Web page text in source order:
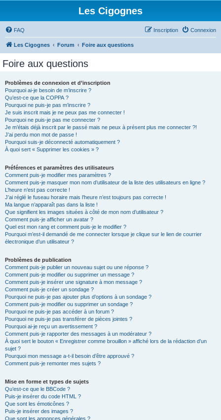
Les Cigognes
FAQ Connexion
Inscription
Les Cigognes Forum Foire aux questions
Foire aux questions
Problèmes de connexion et d’inscription
Pourquoi ai-je besoin de m’inscrire ?
Qu’est-ce que la COPPA ?
Pourquoi ne puis-je pas m’inscrire ?
Je suis inscrit mais je ne peux pas me connecter !
Pourquoi ne puis-je pas me connecter ?
Je m’étais déjà inscrit par le passé mais ne peux à présent plus me connecter ?!
J’ai perdu mon mot de passe !
Pourquoi suis-je déconnecté automatiquement ?
À quoi sert « Supprimer les cookies » ?
Préférences et paramètres des utilisateurs
Comment puis-je modifier mes paramètres ?
Comment puis-je masquer mon nom d’utilisateur de la liste des utilisateurs en ligne ?
L’heure n’est pas correcte !
J’ai réglé le fuseau horaire mais l’heure n’est toujours pas correcte !
Ma langue n’apparaît pas dans la liste !
Que signifient les images situées à côté de mon nom d’utilisateur ?
Comment puis-je afficher un avatar ?
Quel est mon rang et comment puis-je le modifier ?
Pourquoi m’est-il demandé de me connecter lorsque je clique sur le lien de courrier
électronique d’un utilisateur ?
Problèmes de publication
Comment puis-je publier un nouveau sujet ou une réponse ?
Comment puis-je modifier ou supprimer un message ?
Comment puis-je insérer une signature à mon message ?
Comment puis-je créer un sondage ?
Pourquoi ne puis-je pas ajouter plus d’options à un sondage ?
Comment puis-je modifier ou supprimer un sondage ?
Pourquoi ne puis-je pas accéder à un forum ?
Pourquoi ne puis-je pas transférer de pièces jointes ?
Pourquoi ai-je reçu un avertissement ?
Comment puis-je rapporter des messages à un modérateur ?
À quoi sert le bouton « Enregistrer comme brouillon » affiché lors de la rédaction d’un
sujet ?
Pourquoi mon message a-t-il besoin d’être approuvé ?
Comment puis-je remonter mes sujets ?
Mise en forme et types de sujets
Qu’est-ce que le BBCode ?
Puis-je insérer du code HTML ?
Que sont les émoticônes ?
Puis-je insérer des images ?
Que sont les annonces générales ?